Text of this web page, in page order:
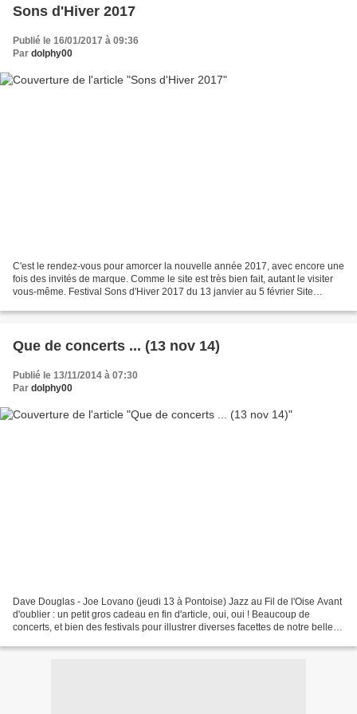
Sons d'Hiver 2017
Publié le 16/01/2017 à 09:36
Par dolphy00
C'est le rendez-vous pour amorcer la nouvelle année 2017, avec encore une
fois des invités de marque. Comme le site est très bien fait, autant le visiter
vous-même. Festival Sons d'Hiver 2017 du 13 janvier au 5 février Site
Que de concerts ... (13 nov 14)
Publié le 13/11/2014 à 07:30
Par dolphy00
Dave Douglas - Joe Lovano (jeudi 13 à Pontoise) Jazz au Fil de l'Oise Avant
d'oublier : un petit gros cadeau en fin d'article, oui, oui ! Beaucoup de
concerts, et bien des festivals pour illustrer diverses facettes de notre belle